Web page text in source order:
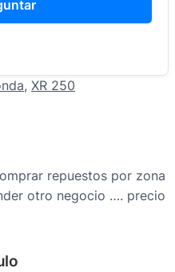
, XR 250
repuestos por zona
otro negocio …. precio